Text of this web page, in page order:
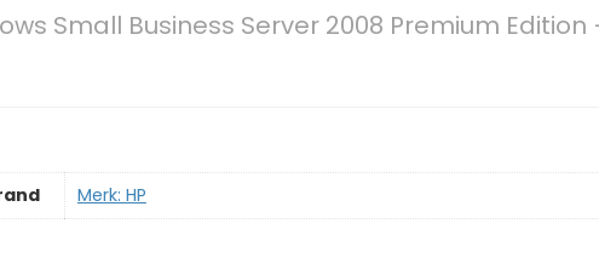
Small Business Server 2008 Premium Edition
Merk: HP